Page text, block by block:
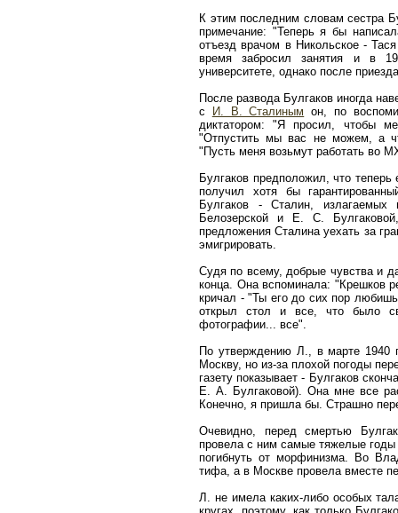
К этим последним словам сестра
примечание: "Теперь я бы
отъезд врачом в Никольское -
время забросил занятия и в
университете, однако после
После развода Булгаков иногда
с
И. В. Сталиным он, по
диктатором: "Я просил, чтобы
"Отпустить мы вас не можем, а
"Пусть меня возьмут работать во
Булгаков предположил, что
получил хотя бы
Булгаков - Сталин,
Белозерской и Е. С.
предложения Сталина уехать за
эмигрировать.
Судя по всему, добрые чувства и
конца. Она вспоминала: "Крешков
кричал - "Ты его до сих пор
открыл стол и все, что было
фотографии... все".
По утверждению Л., в марте 1940
Москву, но из-за плохой погоды
газету показывает - Булгаков
Е. А. Булгаковой). Она мне все
Конечно, я пришла бы. Страшно
Очевидно, перед смертью
провела с ним самые тяжелые
погибнуть от морфинизма. Во
тифа, а в Москве провела вместе
Л. не имела каких-либо особых